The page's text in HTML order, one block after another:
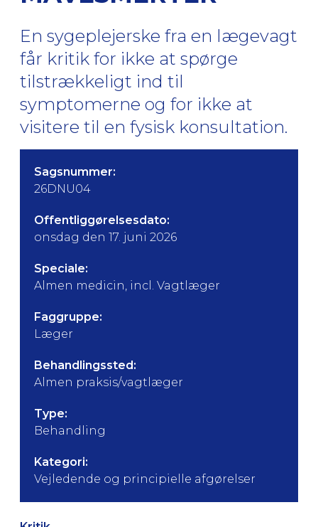
En sygeplejerske fra en lægevagt
får kritik for ikke at spørge
tilstrækkeligt ind til
symptomerne og for ikke at
visitere til en fysisk konsultation.
Sagsnummer:
26DNU04
Offentliggørelsesdato:
onsdag den 17. juni 2026
Speciale:
Almen medicin, incl. Vagtlæger
Faggruppe:
Læger
Behandlingssted:
Almen praksis/vagtlæger
Type:
Behandling
Kategori:
Vejledende og principielle afgørelser